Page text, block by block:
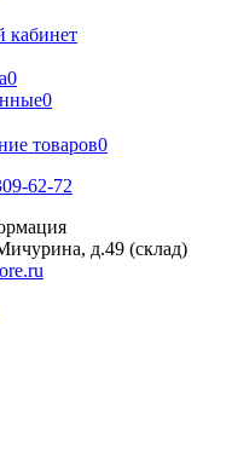
кабинет
0
0
товаров0
62-72
д.49 (склад)